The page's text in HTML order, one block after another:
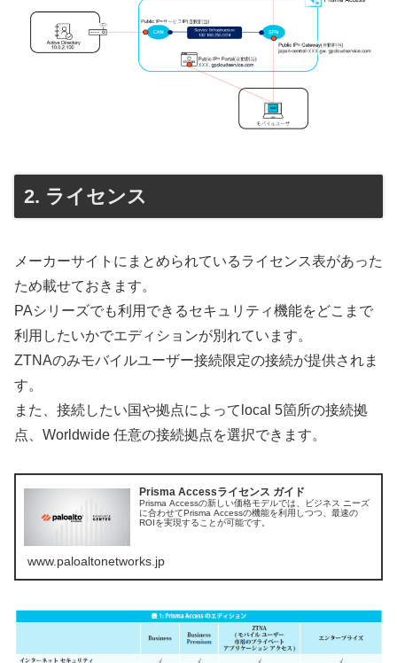
ライセンス
メーカーサイトにまとめられているライセンス表があった
ため載せておきます。
PAシリーズでも利用できるセキュリティ機能をどこまで
利用したいかでエディションが別れています。
ZTNAのみモバイルユーザー接続限定の接続が提供されま
す。
また、接続したい国や拠点によってlocal 5箇所の接続拠
点、Worldwide 任意の接続拠点を選択できます。
Prisma Accessライセンス ガイド
Prisma Accessの新しい価格モデルでは、ビジネス ニーズ
に合わせてPrisma Accessの機能を利用しつつ、最速の
ROIを実現することが可能です。
www.paloaltonetworks.jp